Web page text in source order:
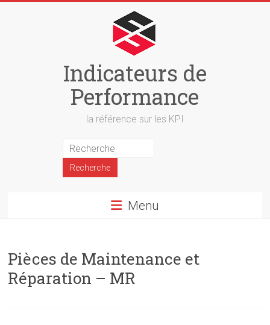
Indicateurs de
Performance
la référence sur les KPI
Menu
Pièces de Maintenance et
Réparation – MR